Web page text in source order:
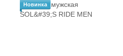
Новинка